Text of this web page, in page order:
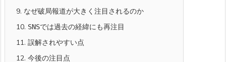
9. なぜ破局報道が大きく注目されるのか
10. SNSでは過去の経緯にも再注目
11. 誤解されやすい点
12. 今後の注目点